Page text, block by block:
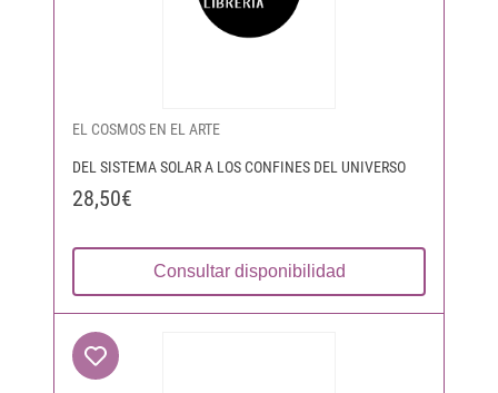
EL COSMOS EN EL ARTE
DEL SISTEMA SOLAR A LOS CONFINES DEL UNIVERSO
28,50€
Consultar disponibilidad